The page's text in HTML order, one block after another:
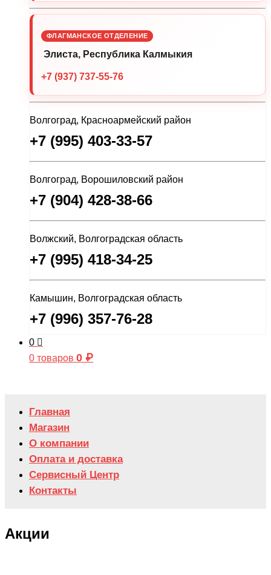
ФЛАГМАНСКОЕ ОТДЕЛЕНИЕ
Элиста, Республика Калмыкия
+7 (937) 737-55-76
Волгоград, Красноармейский район
+7 (995) 403-33-57
Волгоград, Ворошиловский район
+7 (904) 428-38-66
Волжский, Волгоградская область
+7 (995) 418-34-25
Камышин, Волгоградская область
+7 (996) 357-76-28
0
0 товаров 0 ₽
Главная
Магазин
О компании
Оплата и доставка
Сервисный Центр
Контакты
Акции